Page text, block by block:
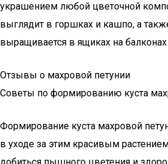
украшением любой цветочной
выглядит в горшках и кашпо, а
выращивается в ящиках на
Отзывы о махровой петунии
Советы по формированию куста
Формирование куста махровой
в уходе за этим красивым